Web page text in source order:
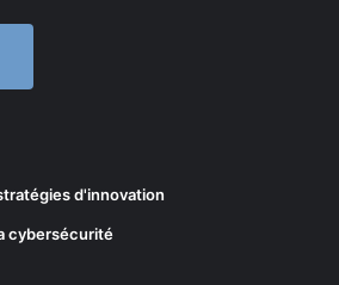
d'innovation
cybersécurité